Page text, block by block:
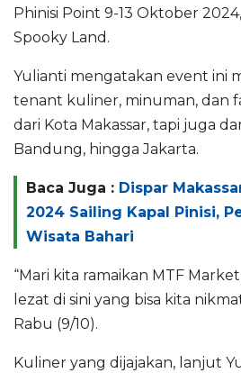
Phinisi Point 9-13 Oktober
Spooky Land.
Yulianti mengatakan event ini
tenant kuliner, minuman, dan
dari Kota Makassar, tapi juga
Bandung, hingga Jakarta.
Baca Juga : Dispar
2024 Sailing Kapal Pinisi,
Wisata Bahari
“Mari kita ramaikan MTF
lezat di sini yang bisa kita
Rabu (9/10).
Kuliner yang dijajakan, lanjut